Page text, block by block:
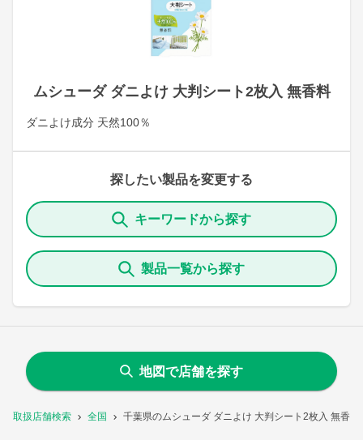
取扱店舗検索 全国 千葉県のムシューダ ダニよけ 大判シート2枚入 無香
ムシューダ ダニよけ 大判シート2枚入 無香料
ダニよけ成分 天然100％
探したい製品を変更する
キーワードから探す
製品一覧から探す
地図で店舗を探す